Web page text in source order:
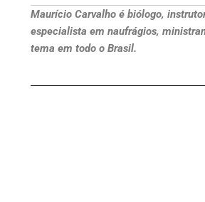
Maurício Carvalho é biólogo,
especialista em naufrágios,
tema em todo o Brasil.